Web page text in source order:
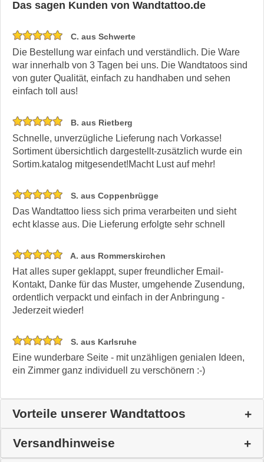
Das sagen Kunden von Wandtattoo.de
C. aus Schwerte
Die Bestellung war einfach und verständlich. Die Ware
war innerhalb von 3 Tagen bei uns. Die Wandtatoos sind
von guter Qualität, einfach zu handhaben und sehen
einfach toll aus!
B. aus Rietberg
Schnelle, unverzügliche Lieferung nach Vorkasse!
Sortiment übersichtlich dargestellt-zusätzlich wurde ein
Sortim.katalog mitgesendet!Macht Lust auf mehr!
S. aus Coppenbrügge
Das Wandtattoo liess sich prima verarbeiten und sieht
echt klasse aus. Die Lieferung erfolgte sehr schnell
A. aus Rommerskirchen
Hat alles super geklappt, super freundlicher Email-
Kontakt, Danke für das Muster, umgehende Zusendung,
ordentlich verpackt und einfach in der Anbringung -
Jederzeit wieder!
S. aus Karlsruhe
Eine wunderbare Seite - mit unzähligen genialen Ideen,
ein Zimmer ganz individuell zu verschönern :-)
Vorteile unserer Wandtattoos
Versandhinweise